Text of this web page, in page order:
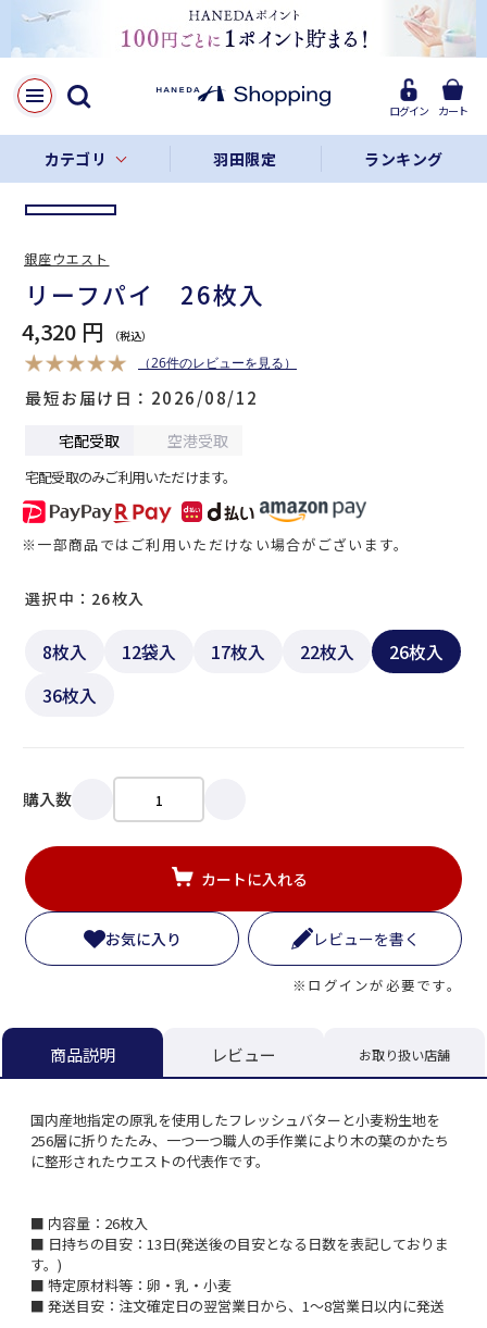
ログイン カート
カテゴリ 羽田限定 ランキング
LINE
Facebook
リンクをコピー
リーフパイ 26枚入
4,320 円
（26件のレビューを見る）
最短お届け日 2026/08/12
宅配受取 空港受取
宅配受取のみご利用いただけます。
※一部商品ではご利用いただけない場合がございます。
8枚入 12袋入 17枚入 22枚入
26枚入
36枚入
選択中：26枚入
購入数
カートに入れる
お気に入り レビューを書く
※ログインが必要です。
銀座ウエスト
商品説明 レビュー お取り扱い店舗
国内産地指定の原乳を使用したフレッシュバターと小麦粉生地を
256層に折りたたみ、一つ一つ職人の手作業により木の葉のかたち
に整形されたウエストの代表作です。
■ 内容量：26枚入
■ 日持ちの目安：13日(発送後の目安となる日数を表記しておりま
す。)
■ 特定原材料等：卵・乳・小麦
■ 発送目安：注文確定日の翌営業日から、1～8営業日以内に発送